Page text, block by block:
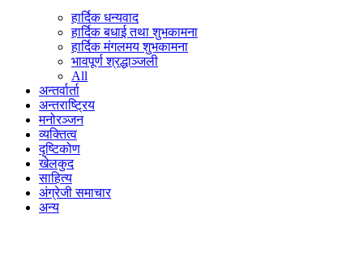
हार्दिक धन्यवाद
हार्दिक बधाई तथा शुभकामना
हार्दिक मंगलमय शुभकामना
भावपूर्ण श्रद्धाञ्जली
All
अन्तर्वार्ता
अन्तराष्ट्रिय
मनोरञ्जन
व्यक्तित्व
दृष्टिकोण
खेलकुद
साहित्य
अंग्रेजी समाचार
अन्य